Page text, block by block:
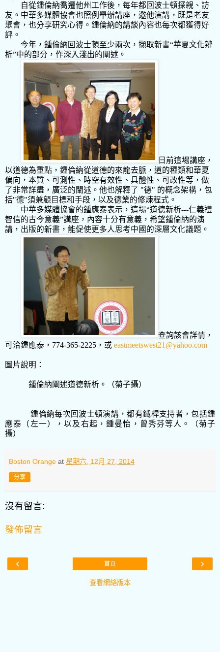
自從鍾倫納喬遷他州工作後，每年都回波士頓探親、訪
友。中華多媒體協會也照例舉辦講座，邀他演講，既是老友
聚會，也分享研究心得。鍾倫納的講談內容也每次都獲得好
評。
今年，鍾倫納回波士頓至少兩次，擷取新書“華夏文化辨
析”中的部分，作深入淺出的闡述。
日前這場講座，
以道德為重點，鍾倫納從道德的來龍去脈，道的種類和華夏
偏向，本質、可測性、時空有效性、具體性、可改性等，做
了非常詳盡，廣泛的闡述。他也解釋了 "德" 的概念架構，包
括"德"須兼顧目標和手段，以及德業的修煉程式。
中華多媒體協會的鍾應泰表示，這場“道德新析---仁義禮
智信的古今意義”講座，內容十分有意義，希望鍾倫納的演
講，出版的新書，能促使更多人思考中國的深層文化議題。
查詢該會詳情，
可洽鍾應泰， 774-365-2225，或 eastmeetswest21@yahoo.com
圖片說明：
鍾倫納闡述道德新析。（菊子攝）
鍾倫納每次回波士頓演講，都有鐵桿支持者，包括鍾
應泰（左一），以及右起，鍾曼怡，曾秀芬等人。（菊子
攝）
Boston Orange at 星期六, 12月 27, 2014
分享
沒有留言:
發佈留言
‹ ›
首頁
查看網絡版本